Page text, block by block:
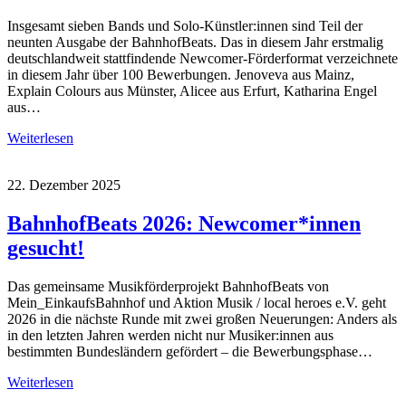
Insgesamt sieben Bands und Solo-Künstler:innen sind Teil der
neunten Ausgabe der BahnhofBeats. Das in diesem Jahr erstmalig
deutschlandweit stattfindende Newcomer-Förderformat verzeichnete
in diesem Jahr über 100 Bewerbungen. Jenoveva aus Mainz,
Explain Colours aus Münster, Alicee aus Erfurt, Katharina Engel
aus…
Weiterlesen
22. Dezember 2025
BahnhofBeats 2026: Newcomer*innen
gesucht!
Das gemeinsame Musikförderprojekt BahnhofBeats von
Mein_EinkaufsBahnhof und Aktion Musik / local heroes e.V. geht
2026 in die nächste Runde mit zwei großen Neuerungen: Anders als
in den letzten Jahren werden nicht nur Musiker:innen aus
bestimmten Bundesländern gefördert – die Bewerbungsphase…
Weiterlesen